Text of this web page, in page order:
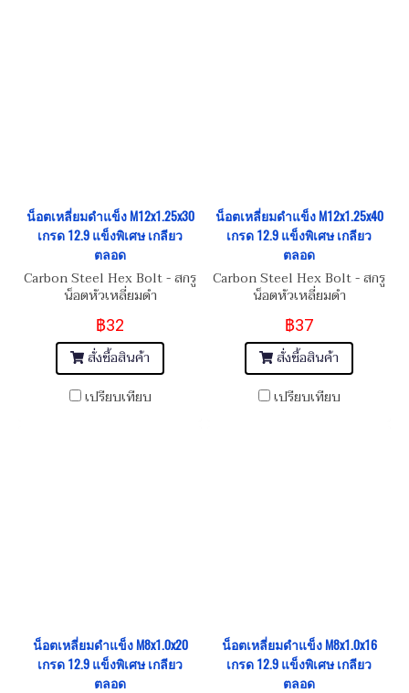
น็อตเหลี่ยมดำแข็ง M12x1.25x30
เกรด 12.9 แข็งพิเศษ เกลียว
ตลอด
Carbon Steel Hex Bolt - สกรู
น็อตหัวเหลี่ยมดำ
M12x1.25x30
฿32
สั่งซื้อสินค้า
เปรียบเทียบ
น็อตเหลี่ยมดำแข็ง M12x1.25x40
เกรด 12.9 แข็งพิเศษ เกลียว
ตลอด
Carbon Steel Hex Bolt - สกรู
น็อตหัวเหลี่ยมดำ
M12x1.25x40
฿37
สั่งซื้อสินค้า
เปรียบเทียบ
น็อตเหลี่ยมดำแข็ง M8x1.0x20
เกรด 12.9 แข็งพิเศษ เกลียว
ตลอด
น็อตเหลี่ยมดำแข็ง M8x1.0x16
เกรด 12.9 แข็งพิเศษ เกลียว
ตลอด